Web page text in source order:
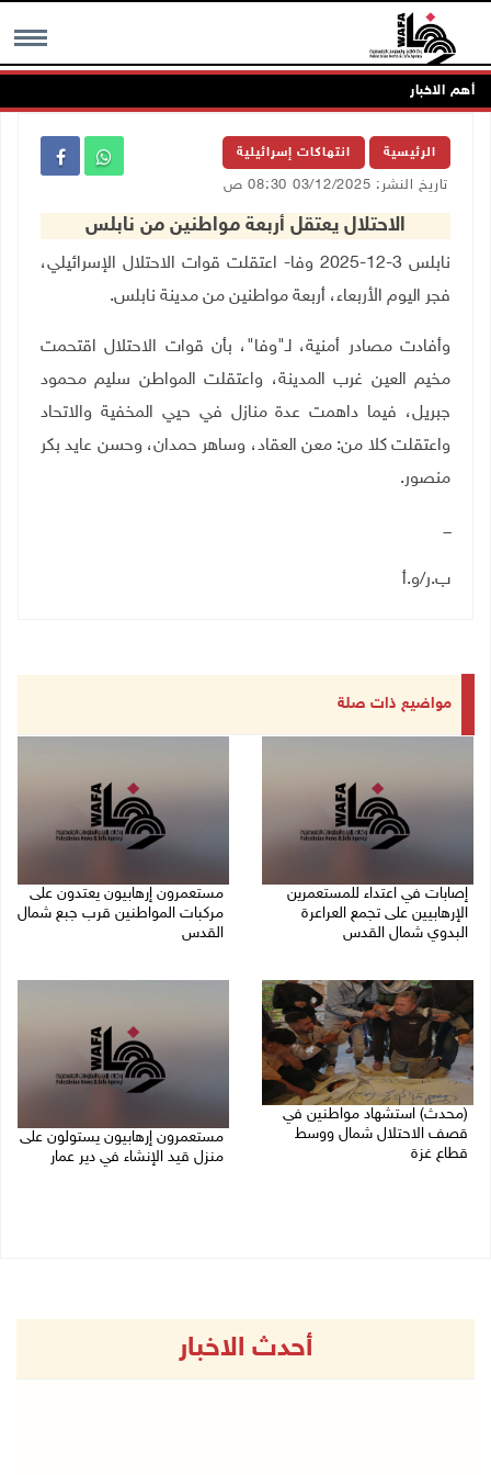
MENU أهم الاخبار
الرئيسية انتهاكات إسرائيلية
تاريخ النشر: 03/12/2025 08:30 ص
الاحتلال يعتقل أربعة مواطنين من نابلس
نابلس 3-12-2025 وفا- اعتقلت قوات الاحتلال الإسرائيلي،
فجر اليوم الأربعاء، أربعة مواطنين من مدينة نابلس.
وأفادت مصادر أمنية، لـ"وفا"، بأن قوات الاحتلال اقتحمت
مخيم العين غرب المدينة، واعتقلت المواطن سليم محمود
جبريل، فيما داهمت عدة منازل في حيي المخفية والاتحاد
واعتقلت كلا من: معن العقاد، وساهر حمدان، وحسن عايد بكر
منصور.
ـــ
ب.ر/و.أ
مواضيع ذات صلة
إصابات في اعتداء للمستعمرين
الإرهابيين على تجمع العراعرة
البدوي شمال القدس
مستعمرون إرهابيون يعتدون على
مركبات المواطنين قرب جبع شمال
القدس
(محدث) استشهاد مواطنين في
قصف الاحتلال شمال ووسط
قطاع غزة
مستعمرون إرهابيون يستولون على
منزل قيد الإنشاء في دير عمار
أحدث الاخبار